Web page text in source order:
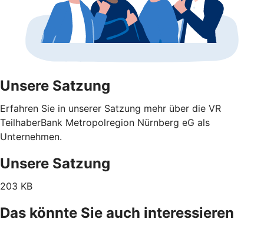
Unsere Satzung
Erfahren Sie in unserer Satzung mehr über die VR
TeilhaberBank Metropolregion Nürnberg eG als
Unternehmen.
Unsere Satzung
203 KB
Das könnte Sie auch interessieren